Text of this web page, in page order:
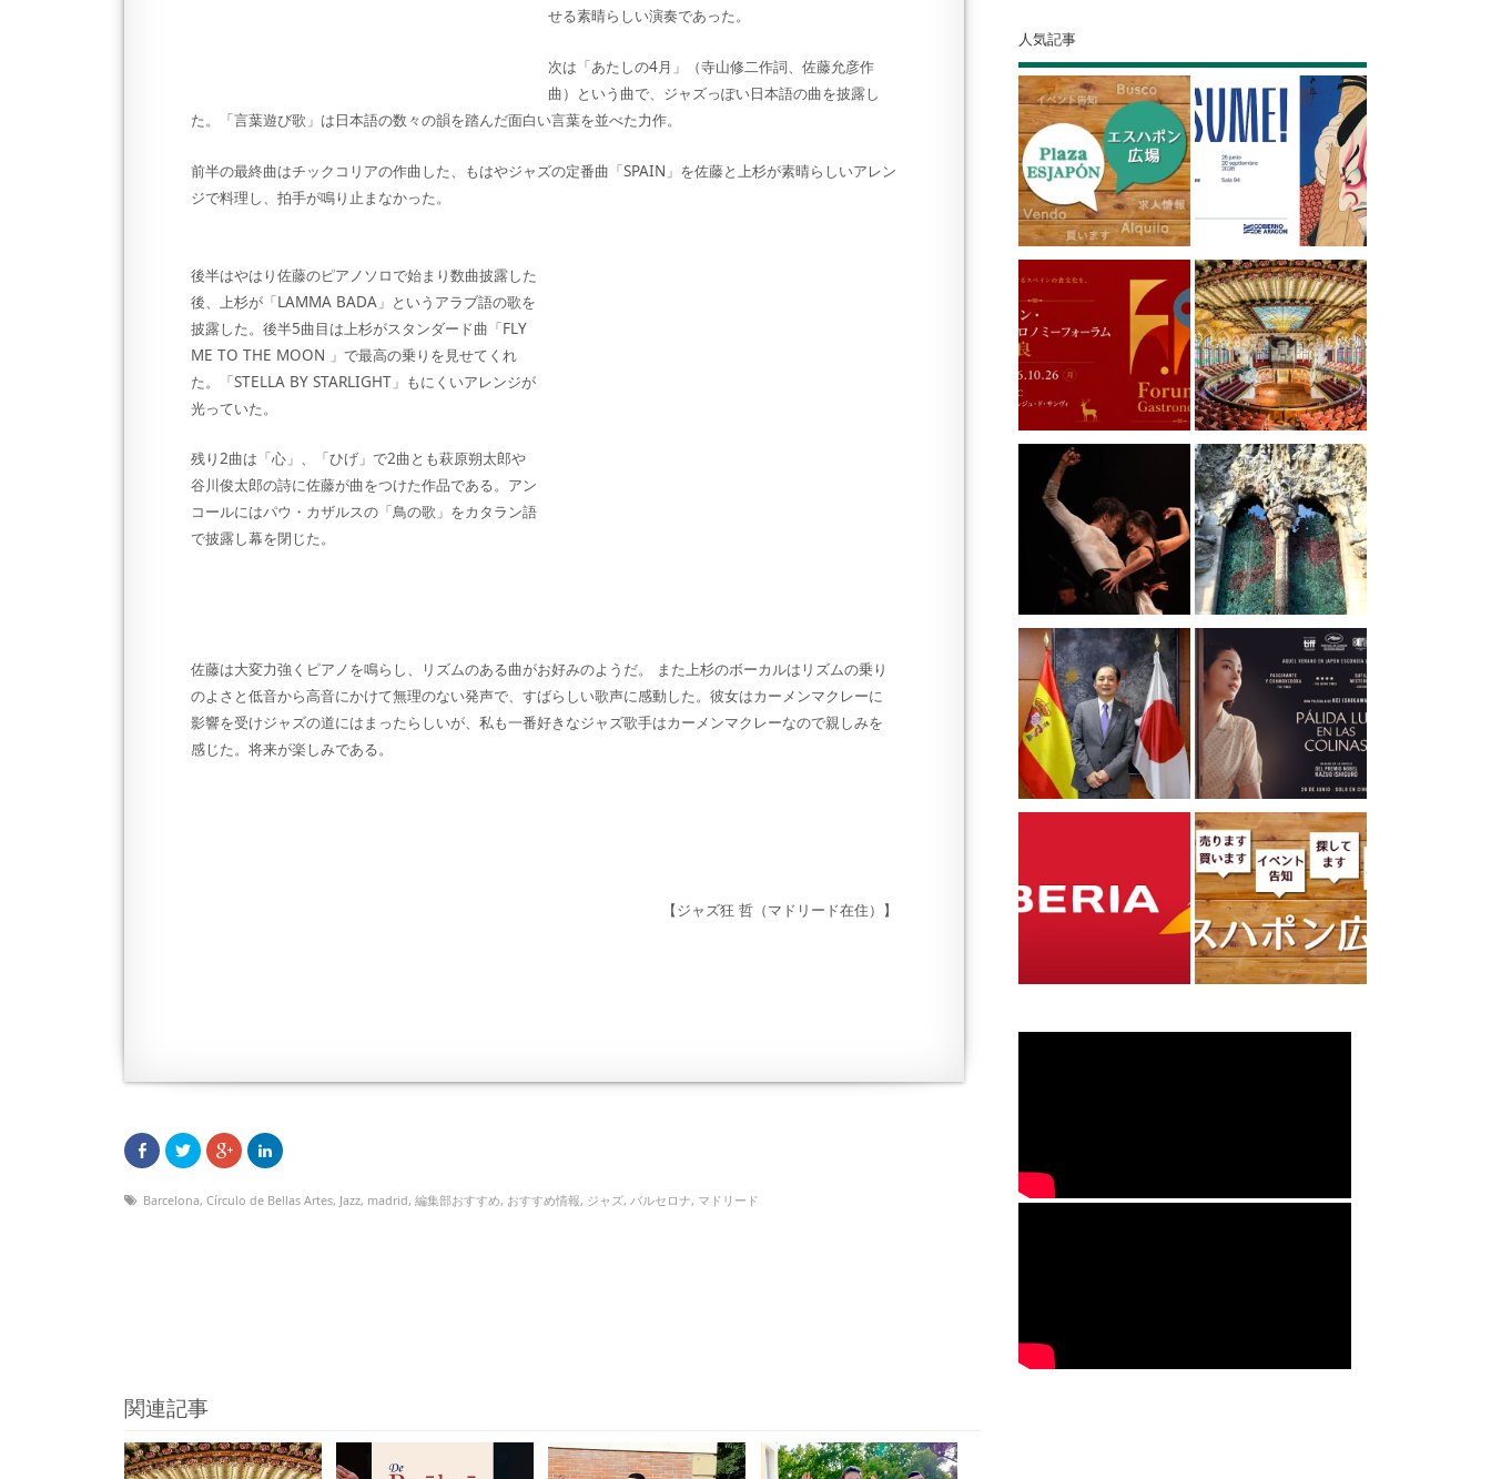
せる素晴らしい演奏であった。
次は「あたしの4月」（寺山修二作詞、佐藤允彦作
曲）という曲で、ジャズっぽい日本語の曲を披露し
た。「言葉遊び歌」は日本語の数々の韻を踏んだ面白い言葉を並べた力作。
前半の最終曲はチックコリアの作曲した、もはやジャズの定番曲「SPAIN」を佐藤と上杉が素晴らしいアレン
ジで料理し、拍手が鳴り止まなかった。
後半はやはり佐藤のピアノソロで始まり数曲披露した
後、上杉が「LAMMA BADA」というアラブ語の歌を
披露した。後半5曲目は上杉がスタンダード曲「FLY
ME TO THE MOON 」で最高の乗りを見せてくれ
た。「STELLA BY STARLIGHT」もにくいアレンジが
光っていた。
残り2曲は「心」、「ひげ」で2曲とも萩原朔太郎や
谷川俊太郎の詩に佐藤が曲をつけた作品である。アン
コールにはパウ・カザルスの「鳥の歌」をカタラン語
で披露し幕を閉じた。
佐藤は大変力強くピアノを鳴らし、リズムのある曲がお好みのようだ。 また上杉のボーカルはリズムの乗り
のよさと低音から高音にかけて無理のない発声で、すばらしい歌声に感動した。彼女はカーメンマクレーに
影響を受けジャズの道にはまったらしいが、私も一番好きなジャズ歌手はカーメンマクレーなので親しみを
感じた。将来が楽しみである。
【ジャズ狂 哲（マドリード在住）】
Barcelona, Círculo de Bellas Artes, Jazz, madrid, 編集部おすすめ, おすすめ情報, ジャズ, バルセロナ, マドリード
関連記事
人気記事